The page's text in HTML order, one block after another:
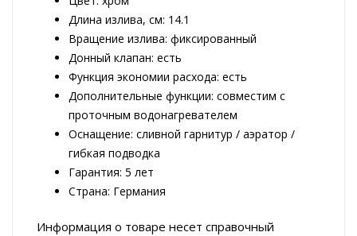
Длина излива, см: 14.1
Вращение излива: фиксированный
Донный клапан: есть
Функция экономии расхода: есть
Дополнительные функции: совместим с
проточным водонагревателем
Оснащение: сливной гарнитур / аэратор /
гибкая подводка
Гарантия: 5 лет
Страна: Германия
Информация о товаре несет справочный